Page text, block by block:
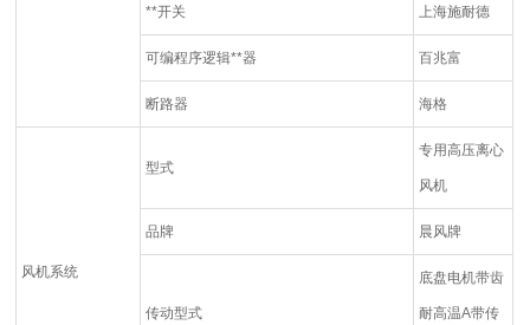
**开关 上海施耐德
可编程序逻辑**器 百兆富
断路器 海格
风机系统
型式
专用高压离心
风机
品牌 晨风牌
传动型式
底盘电机带齿
耐高温A带传